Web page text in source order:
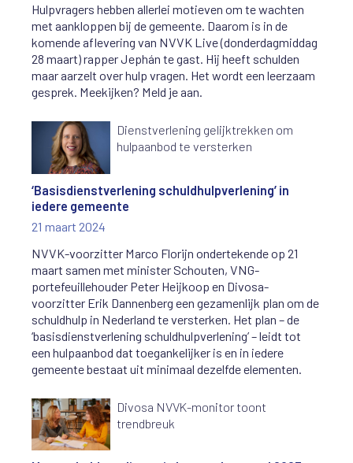
Hulpvragers hebben allerlei motieven om te wachten
met aankloppen bij de gemeente. Daarom is in de
komende aflevering van NVVK Live (donderdagmiddag
28 maart) rapper Jephán te gast. Hij heeft schulden
maar aarzelt over hulp vragen. Het wordt een leerzaam
gesprek. Meekijken? Meld je aan.
Dienstverlening gelijktrekken om
hulpaanbod te versterken
‘Basisdienstverlening schuldhulpverlening’ in
iedere gemeente
21 maart 2024
NVVK-voorzitter Marco Florijn ondertekende op 21
maart samen met minister Schouten, VNG-
portefeuillehouder Peter Heijkoop en Divosa-
voorzitter Erik Dannenberg een gezamenlijk plan om de
schuldhulp in Nederland te versterken. Het plan – de
‘basisdienstverlening schuldhulpverlening’ – leidt tot
een hulpaanbod dat toegankelijker is en in iedere
gemeente bestaat uit minimaal dezelfde elementen.
Divosa NVVK-monitor toont
trendbreuk